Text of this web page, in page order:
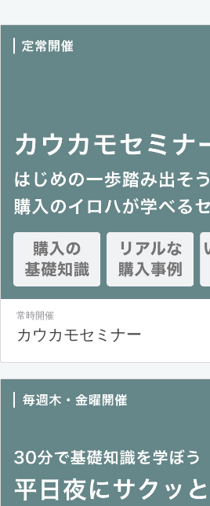
常時開催
カウカモセミナー